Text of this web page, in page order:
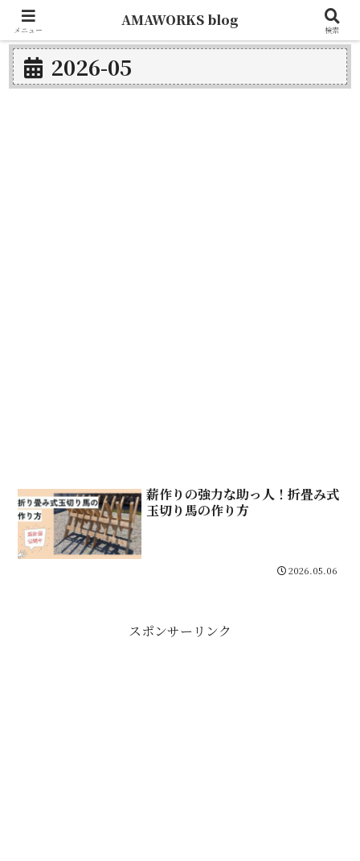
2026-05
薪作りの強力な助っ人！折畳み式
玉切り馬の作り方
2026.05.06
スポンサーリンク
メニュー
AMAWORKS blog
検索